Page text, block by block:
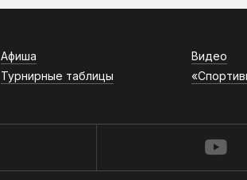
Афиша Видео
Турнирные таблицы